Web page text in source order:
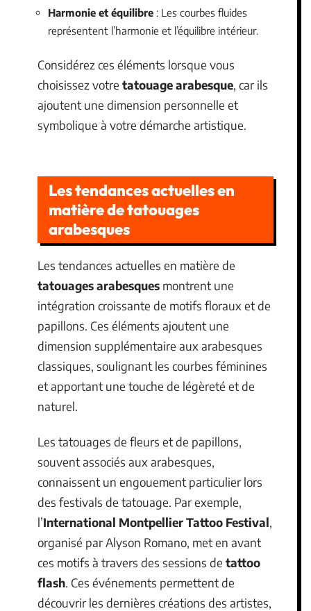
Harmonie et équilibre : Les courbes fluides
représentent l’harmonie et l’équilibre intérieur.
Considérez ces éléments lorsque vous
choisissez votre tatouage arabesque, car ils
ajoutent une dimension personnelle et
symbolique à votre démarche artistique.
Les tendances actuelles en
matière de tatouages
arabesques
Les tendances actuelles en matière de
tatouages arabesques montrent une
intégration croissante de motifs floraux et de
papillons. Ces éléments ajoutent une
dimension supplémentaire aux arabesques
classiques, soulignant les courbes féminines
et apportant une touche de légèreté et de
naturel.
Les tatouages de fleurs et de papillons,
souvent associés aux arabesques,
connaissent un engouement particulier lors
des festivals de tatouage. Par exemple,
l’International Montpellier Tattoo Festival,
organisé par Alyson Romano, met en avant
ces motifs à travers des sessions de tattoo
flash. Ces événements permettent de
découvrir les dernières créations des artistes,